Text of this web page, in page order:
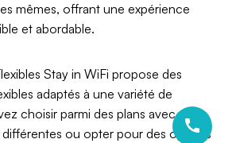
mêmes, offrant une expérience
et abordable.
Stay in WiFi propose des
adaptés à une variété de
choisir parmi des plans avec des
ou opter pour des options